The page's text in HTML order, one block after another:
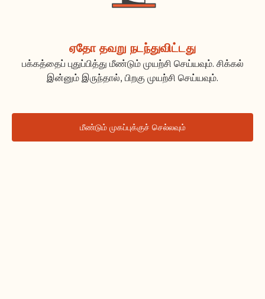
ஏதோ தவறு நடந்துவிட்டது
பக்கத்தைப் புதுப்பித்து மீண்டும் முயற்சி செய்யவும். சிக்கல்
இன்னும் இருந்தால், பிறகு முயற்சி செய்யவும்.
மீண்டும் முகப்புக்குச் செல்லவும்